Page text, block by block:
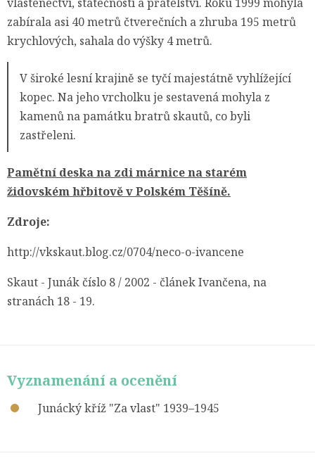
zabírala asi 40 metrů čtverečních a zhruba 195 metrů
krychlových, sahala do výšky 4 metrů.
V široké lesní krajině se tyčí majestátně vyhlížející
kopec. Na jeho vrcholku je sestavená mohyla z
kamenů na památku bratrů skautů, co byli
zastřeleni.
Pamětní deska na zdi márnice na starém
židovském hřbitově v Polském Těšíně.
Zdroje:
http://vkskaut.blog.cz/0704/neco-o-ivancene
Skaut - Junák číslo 8 / 2002 - článek Ivančena, na
stranách 18 - 19.
Vyznamenání a ocenění
Junácký kříž "Za vlast" 1939–1945